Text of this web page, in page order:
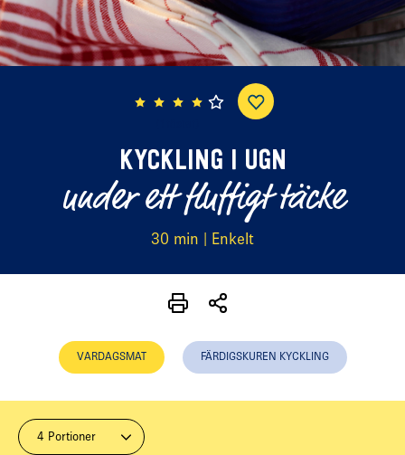
KYCKLING I UGN
under ett fluffigt täcke
30 min | Enkelt
VARDAGSMAT FÄRDIGSKUREN KYCKLING
4 Portioner